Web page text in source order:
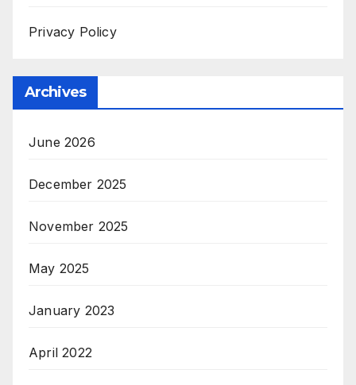
Privacy Policy
Archives
June 2026
December 2025
November 2025
May 2025
January 2023
April 2022